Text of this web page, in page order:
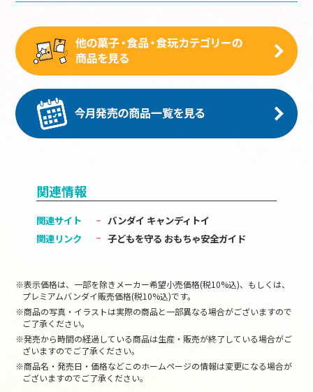
関連情報
関連サイト
バンダイ キャンディトイ
関連リンク
子どもを守る おもちゃ安全ガイド
※表示価格は、一部を除きメーカー希望小売価格(税10%込)、もしくは、
プレミアムバンダイ販売価格(税10%込)です。
※商品の写真・イラストは実際の商品と一部異なる場合がございますので
ご了承ください。
※発売から時間の経過している商品は生産・販売が終了している場合がご
ざいますのでご了承ください。
※商品名・発売日・価格などこのホームページの情報は変更になる場合が
ございますのでご了承ください。